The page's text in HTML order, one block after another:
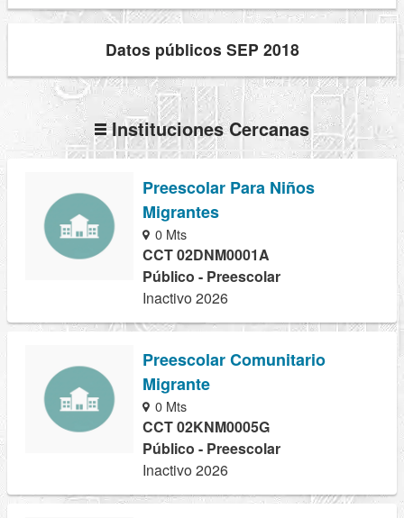
Datos públicos SEP 2018
Instituciones Cercanas
Preescolar Para Niños
Migrantes
0 Mts
CCT 02DNM0001A
Público - Preescolar
Inactivo 2026
Preescolar Comunitario
Migrante
0 Mts
CCT 02KNM0005G
Público - Preescolar
Inactivo 2026